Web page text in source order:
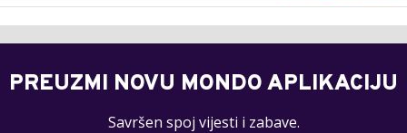
PREUZMI NOVU MONDO APLIKACIJU
Savršen spoj vijesti i zabave.